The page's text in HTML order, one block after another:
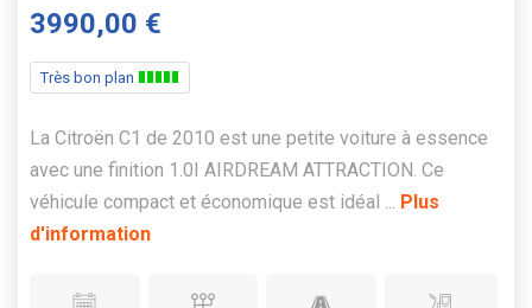
3990,00 €
Très bon plan
La Citroën C1 de 2010 est une petite voiture à essence
avec une finition 1.0I AIRDREAM ATTRACTION. Ce
véhicule compact et économique est idéal ... Plus
d'information